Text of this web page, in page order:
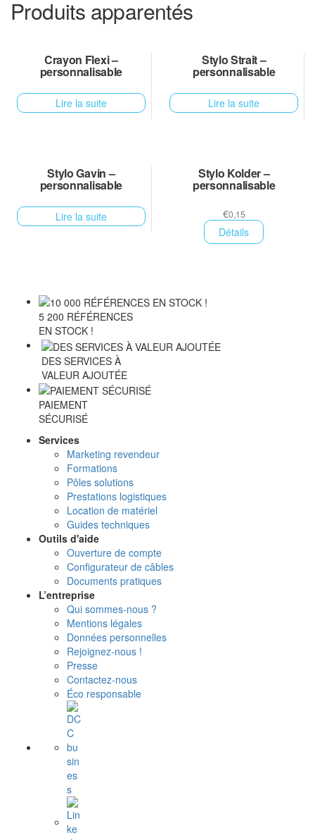
Produits apparentés
Crayon Flexi –
personnalisable
Lire la suite
Stylo Strait –
personnalisable
Lire la suite
Stylo Gavin –
personnalisable
Lire la suite
Stylo Kolder –
personnalisable
€0,15
Détails
5 200 RÉFÉRENCES
EN STOCK !
DES SERVICES À
VALEUR AJOUTÉE
PAIEMENT
SÉCURISÉ
Services
Marketing revendeur
Formations
Pôles solutions
Prestations logistiques
Location de matériel
Guides techniques
Outils d'aide
Ouverture de compte
Configurateur de câbles
Documents pratiques
L’entreprise
Qui sommes-nous ?
Mentions légales
Données personnelles
Rejoignez-nous !
Presse
Contactez-nous
Éco responsable